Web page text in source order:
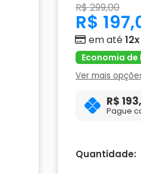
R$ 299,00
R$
em até12x
Economia de
Ver mais
R$
Pague
Quantidade: